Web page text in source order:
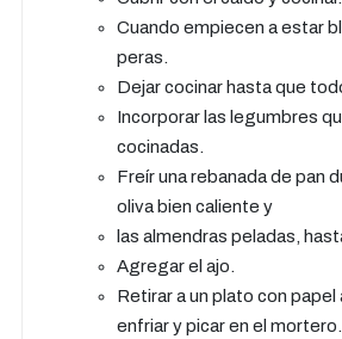
Cuando empiecen a estar
peras.
Dejar cocinar hasta que
Incorporar las legumbres
cocinadas.
Freír una rebanada de pan
oliva bien caliente y
las almendras peladas,
Agregar el ajo.
Retirar a un plato con
enfriar y picar en el mortero.